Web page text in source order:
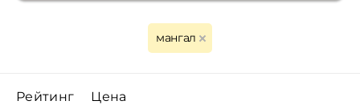
мангал
Рейтинг Цена